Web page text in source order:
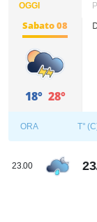
OGGI
Sabato 08
18° 28°
ORA T°
23.00